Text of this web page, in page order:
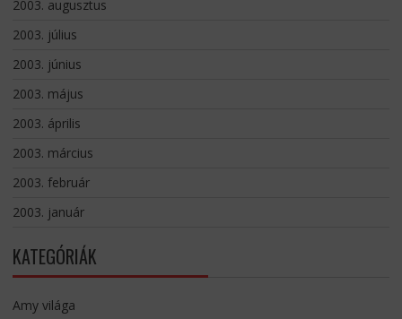
2003. augusztus
2003. július
2003. június
2003. május
2003. április
2003. március
2003. február
2003. január
KATEGÓRIÁK
Amy világa